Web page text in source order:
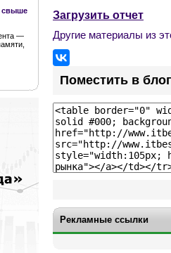
свыше
—
Загрузить отчет
Другие материалы из
Поместить в блог
Рекламные ссылки